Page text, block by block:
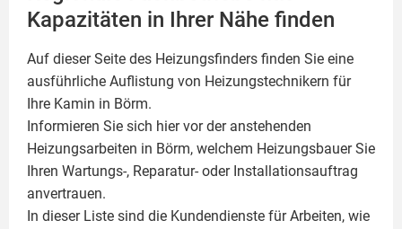
Kapazitäten in Ihrer Nähe finden
Auf dieser Seite des Heizungsfinders finden Sie eine
ausführliche Auflistung von Heizungstechnikern für
Ihre Kamin in Börm.
Informieren Sie sich hier vor der anstehenden
Heizungsarbeiten in Börm, welchem Heizungsbauer Sie
Ihren Wartungs-, Reparatur- oder Installationsauftrag
anvertrauen.
In dieser Liste sind die Kundendienste für Arbeiten, wie